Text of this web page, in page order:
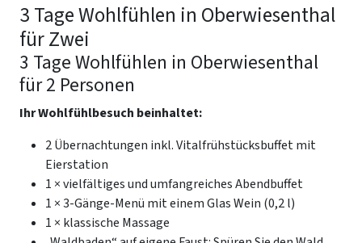
3 Tage Wohlfühlen in Oberwiesenthal
für Zwei
3 Tage Wohlfühlen in Oberwiesenthal
für 2 Personen
Ihr Wohlfühlbesuch beinhaltet:
2 Übernachtungen inkl. Vitalfrühstücksbuffet mit
Eierstation
1 × vielfältiges und umfangreiches Abendbuffet
1 × 3-Gänge-Menü mit einem Glas Wein (0,2 l)
1 × klassische Massage